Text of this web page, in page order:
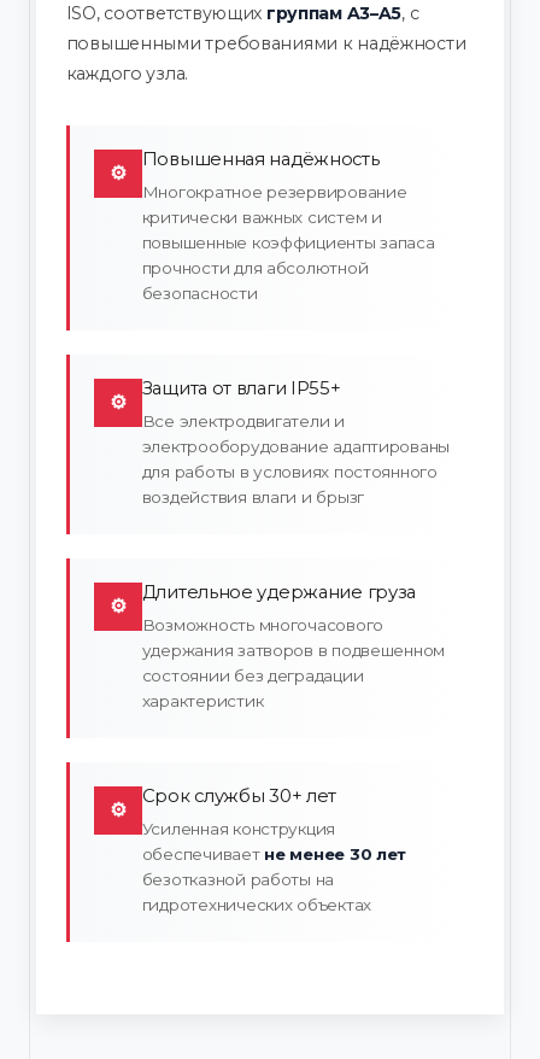
ISO, соответствующих группам A3–A5, с
повышенными требованиями к надёжности
каждого узла.
⚙
Повышенная надёжность
Многократное резервирование
критически важных систем и
повышенные коэффициенты запаса
прочности для абсолютной
безопасности
⚙
Защита от влаги IP55+
Все электродвигатели и
электрооборудование адаптированы
для работы в условиях постоянного
воздействия влаги и брызг
⚙
Длительное удержание груза
Возможность многочасового
удержания затворов в подвешенном
состоянии без деградации
характеристик
⚙
Срок службы 30+ лет
Усиленная конструкция
обеспечивает не менее 30 лет
безотказной работы на
гидротехнических объектах